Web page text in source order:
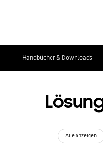
Handbücher & Downloads
Alle anzeigen